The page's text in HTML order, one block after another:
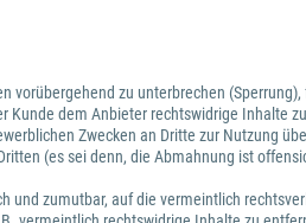
zu unterbrechen
dem Anbieter rechtswidrige Inhalte
Zwecken an Dritte zur Nutzung
(es sei denn, die Abmahnung ist
zumutbar, auf die vermeintlich